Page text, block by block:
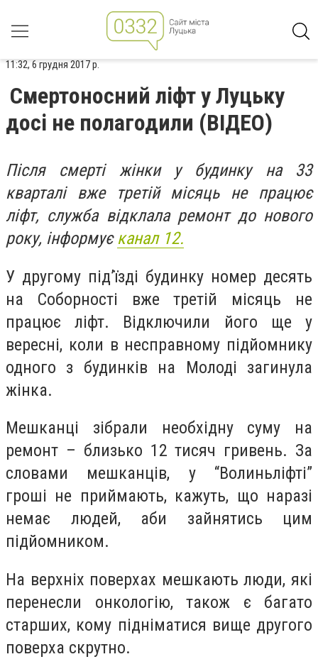
11:32, 6 грудня 2017 р.
Смертоносний ліфт у Луцьку
досі не полагодили (ВІДЕО)
Після смерті жінки у будинку на 33
кварталі вже третій місяць не працює
ліфт, служба відклала ремонт до нового
року, інформуєканал 12.
У другому під’їзді будинку номер десять
на Соборності вже третій місяць не
працює ліфт. Відключили його ще у
вересні, коли в несправному підйомнику
одного з будинків на Молоді загинула
жінка.
Мешканці зібрали необхідну суму на
ремонт – близько 12 тисяч гривень. За
словами мешканців, у “Волиньліфті”
гроші не приймають, кажуть, що наразі
немає людей, аби зайнятись цим
підйомником.
На верхніх поверхах мешкають люди, які
перенесли онкологію, також є багато
старших, кому підніматися вище другого
поверха скрутно.